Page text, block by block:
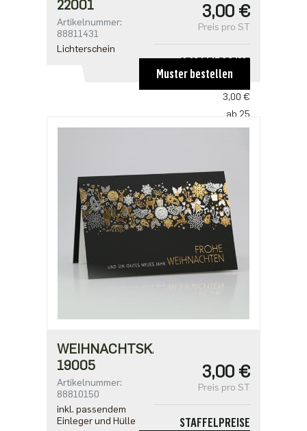
22001
Artikelnummer:
88811431
Lichterschein
3,00 €
Preis pro ST
STAFFELPREISE
ab 1
3,00 €
ab 25
2,50 €
ab 500
1,91 €
Muster bestellen
WEIHNACHTSKARTE
19005
Artikelnummer:
88810150
inkl. passendem
Einleger und Hülle
3,00 €
Preis pro ST
STAFFELPREISE